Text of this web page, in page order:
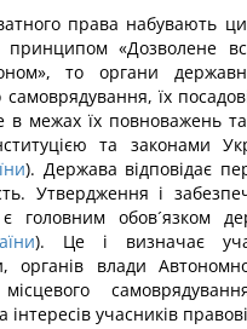
права набувають
принципом «Дозволене
то органи
самоврядування, їх
в межах їх повноважень
та законами
). Держава відповідає
Утвердження і
головним обов´язком
). Це і визначає
органів влади
інтересів учасників